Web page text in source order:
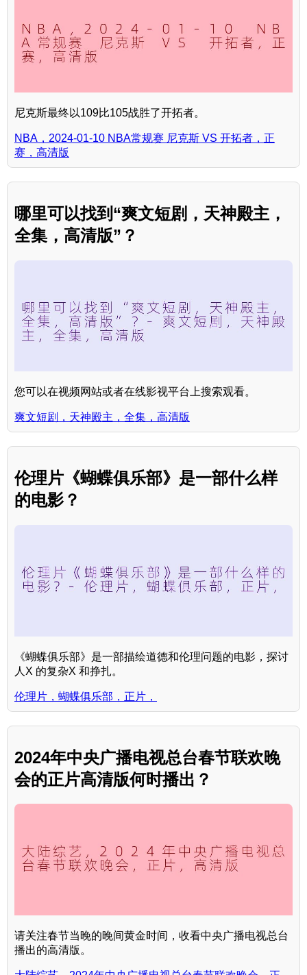
尼克斯最终以109比105战胜了开拓者。
NBA，2024-01-10 NBA常规赛 尼克斯 VS 开拓者，正
赛，高清版
哪里可以找到“爽文短剧，天神殿主，
全集，高清版”？
您可以在视频网站或者在线影视平台上搜索观看。
爽文短剧，天神殿主，全集，高清版
伦理片《蝴蝶俱乐部》是一部什么样
的电影？
《蝴蝶俱乐部》是一部描绘道德和伦理问题的电影，探讨
人X 的复杂X 和挣扎。
伦理片，蝴蝶俱乐部，正片，
2024年中央广播电视总台春节联欢晚
会的正片高清版何时播出？
请关注春节当晚的晚间黄金时间，收看中央广播电视总台
播出的高清版。